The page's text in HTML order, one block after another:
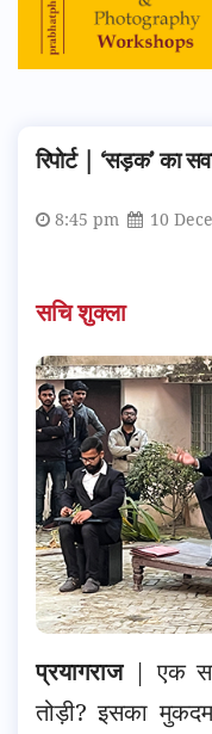
रिपोर्ट | ‘सड़क’ का
8:45 pm 10
सचि शुक्ला
प्रयागराज | एक
तोड़ी? इसका